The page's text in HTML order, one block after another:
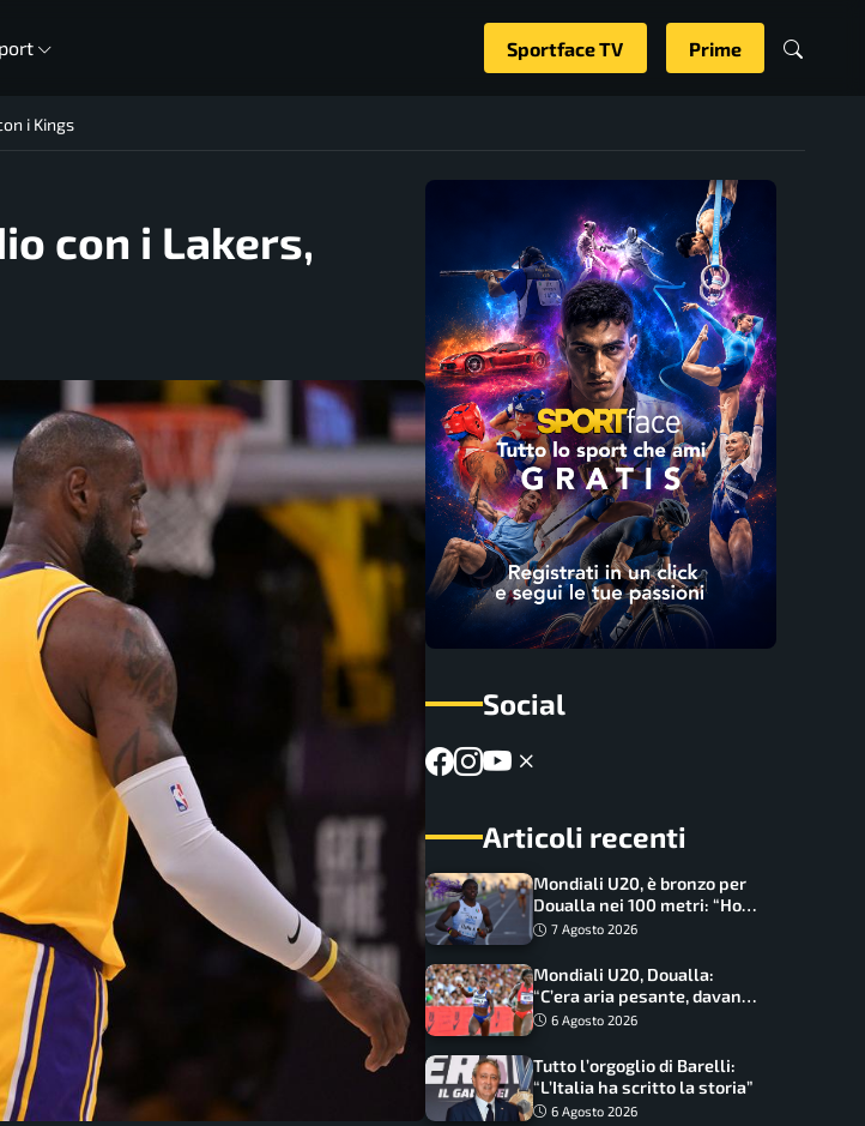
Sportface TV Prime
i Kings
con i Lakers,
Social
Articoli recenti
Mondiali U20, è bronzo per
Doualla nei 100 metri: “Ho
scacciato l’ansia”
7 Agosto 2026
Mondiali U20, Doualla:
“C’era aria pesante, davano
le mascherine! Finale? Non
6 Agosto 2026
Tutto l’orgoglio di Barelli:
“L’Italia ha scritto la storia”
6 Agosto 2026